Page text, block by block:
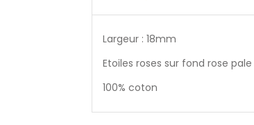
Largeur : 18mm
Etoiles roses sur fond rose pale
100% coton